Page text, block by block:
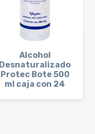
Alcohol
Desnaturalizado
Protec Bote 500
ml caja con 24